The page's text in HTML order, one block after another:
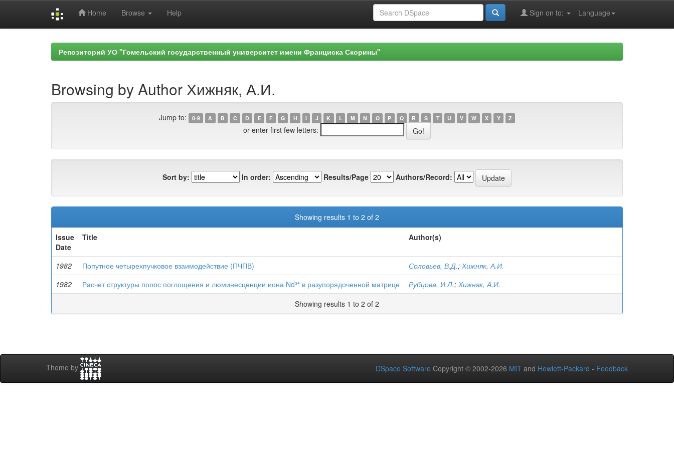
Home Browse Help Language
Sign on to:
Репозиторий УО "Гомельский государственный университет имени Франциска Скорины"
Browsing by Author Хижняк, А.И.
Jump to: 0-9 A B C D E F G H I J K L M N O P Q R S T U V W X Y Z
or enter first few letters:
Sort by: In order: Results/Page Authors/Record:
Showing results 1 to 2 of 2
Issue
Date
Title Author(s)
1982 Попутное четырехпучковое взаимодействие (ПЧПВ) Соловьев, В.Д.; Хижняк, А.И.
1982
Расчет структуры полос поглощения и люминесценции иона Nd³⁺ в разупорядоченной матрице Рубцова, И.Л.; Хижняк, А.И.
Showing results 1 to 2 of 2
Theme by DSpace Software Copyright © 2002-2026 MIT and Hewlett-Packard - Feedback